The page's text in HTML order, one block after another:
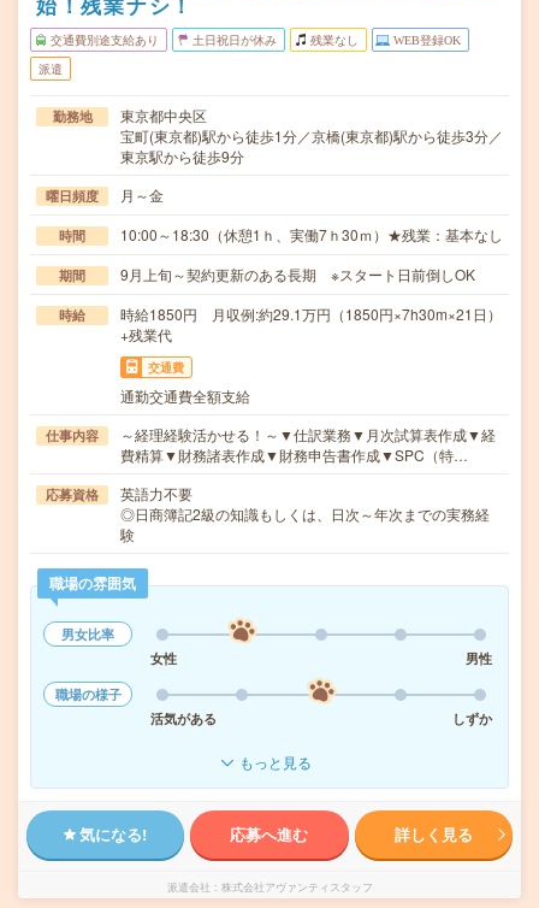
交通費別途支給あり 土日祝日が休み 残業なし WEB登録OK
派遣
勤務地
東京都中央区
宝町(東京都)駅から徒歩1分／京橋(東京都)駅から徒歩3分／
東京駅から徒歩9分
曜日頻度 月～金
時間 10:00～18:30（休憩1ｈ、実働7ｈ30ｍ）★残業：基本なし
期間 9月上旬～契約更新のある長期 ※スタート日前倒しOK
時給
時給1850円 月収例:約29.1万円（1850円×7h30m×21日）
+残業代
交通費
通勤交通費全額支給
仕事内容
～経理経験活かせる！～▼仕訳業務▼月次試算表作成▼経
費精算▼財務諸表作成▼財務申告書作成▼SPC（特…
応募資格
英語力不要
◎日商簿記2級の知識もしくは、日次～年次までの実務経
験
職場の雰囲気
男女比率
女性
男性
職場の様子
活気がある
しずか
もっと見る
気になる! 応募へ進む 詳しく見る
派遣会社 株式会社アヴァンティスタッフ